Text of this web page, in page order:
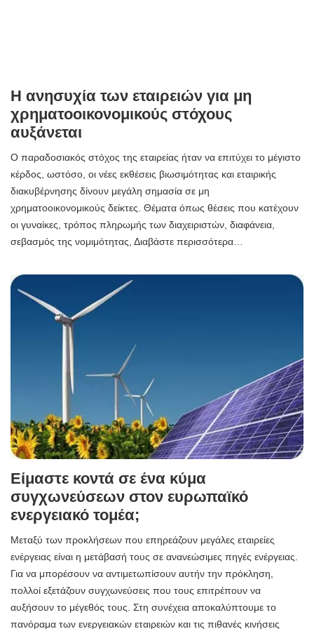
Η ανησυχία των εταιρειών για μη
χρηματοοικονομικούς στόχους
αυξάνεται
Ο παραδοσιακός στόχος της εταιρείας ήταν να επιτύχει το μέγιστο
κέρδος, ωστόσο, οι νέες εκθέσεις βιωσιμότητας και εταιρικής
διακυβέρνησης δίνουν μεγάλη σημασία σε μη
χρηματοοικονομικούς δείκτες. Θέματα όπως θέσεις που κατέχουν
οι γυναίκες, τρόπος πληρωμής των διαχειριστών, διαφάνεια,
σεβασμός της νομιμότητας, Διαβάστε περισσότερα…
Είμαστε κοντά σε ένα κύμα
συγχωνεύσεων στον ευρωπαϊκό
ενεργειακό τομέα;
Μεταξύ των προκλήσεων που επηρεάζουν μεγάλες εταιρείες
ενέργειας είναι η μετάβασή τους σε ανανεώσιμες πηγές ενέργειας.
Για να μπορέσουν να αντιμετωπίσουν αυτήν την πρόκληση,
πολλοί εξετάζουν συγχωνεύσεις που τους επιτρέπουν να
αυξήσουν το μέγεθός τους. Στη συνέχεια αποκαλύπτουμε το
πανόραμα των ενεργειακών εταιρειών και τις πιθανές κινήσεις